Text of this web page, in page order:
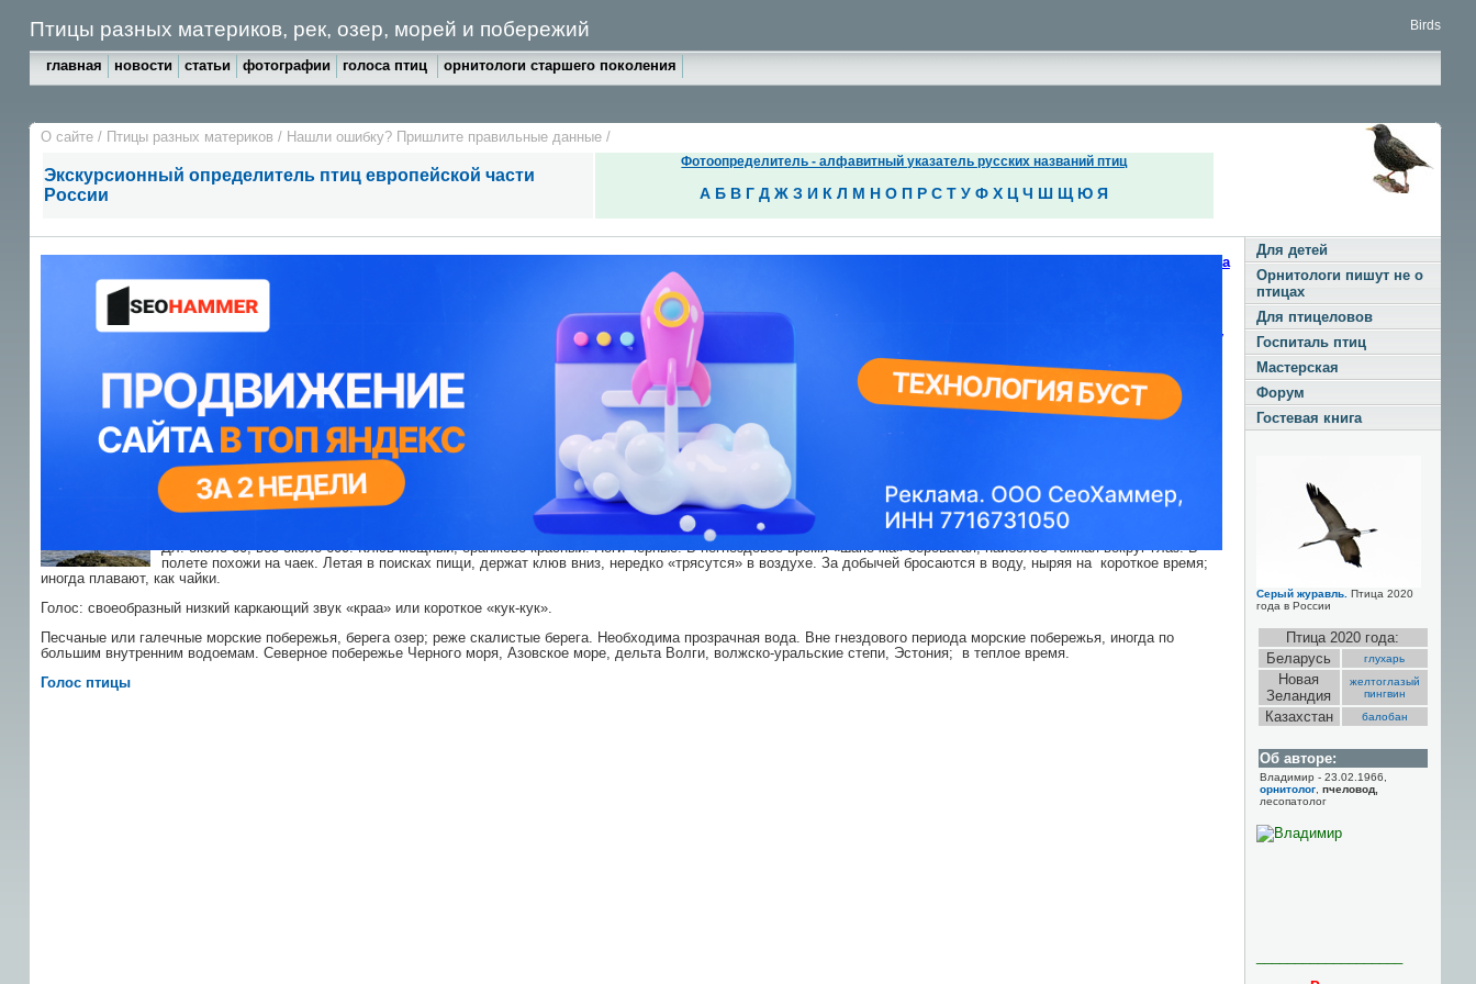
Птицы разных материков, рек, озер, морей и побережий Birds
главная новости статьи фотографии голоса птиц орнитологи старшего поколения
О сайте / Птицы разных материков / Нашли ошибку? Пришлите правильные данные /
Экскурсионный определитель птиц европейской части
России
Фотоопределитель - алфавитный указатель русских названий птиц
А Б В Г Д Ж З И К Л М Н О П Р С Т У Ф Х Ц Ч Ш Щ Ю Я
Для детей
Орнитологи пишут не о
птицах
Для птицеловов
Госпиталь птиц
Мастерская
Форум
Гостевая книга
Серый журавль. Птица 2020
года в России
Птица 2020 года:
Беларусь
глухарь
Новая
Зеландия
желтоглазый
пингвин
Казахстан балобан
Об авторе:
Владимир - 23.02.1966,
орнитолог, пчеловод,
лесопатолог
Птицы облика чайки; крылья длинные и острые, окраска чаще светлая (белая или серая), иногда довольно темная. Клюв длинный, заостренный. Ноги короткие. На
воде держатся хорошо, но обычно недолго, часто взлетают и медленно летят над водой.
Белые или темные. Если есть темная шапочка, то она не захватывает бока головы. Птицы не больше вороны и не меньше скворца. Сложение более легкое, чем у
чаек. Очень длиннокрылые; крылья узкие, заостренные. Хвост с выемкой или вилообразный. Клюв длиннее и тоньше, чем у чаек. Ноги очень короткие. Полет
порывистый и волнообразный. За добычей ныряют в воду, бросаясь с высоты.
Крачки крупные, немного меньше чайки серебристой, отличаются от нее глубокой вырезкой хвоста и черной «шапочкой»
ЧеграваHydroprogne caspia ( отряд Ржанкообразные, семейство Крачковые, родЧегравы )
Дл. около 60, вес около 600. Клюв мощный, оранжево-красный. Ноги черные. В негнездовое время «шапочка» сероватая, наиболее темная вокруг глаз. В
полете похожи на чаек. Летая в поисках пищи, держат клюв вниз, нередко «трясутся» в воздухе. За добычей бросаются в воду, ныряя на короткое время;
иногда плавают, как чайки.
Голос: своеобразный низкий каркающий звук «краа» или короткое «кук-кук».
Песчаные или галечные морские побережья, берега озер; реже скалистые берега. Необходима прозрачная вода. Вне гнездового периода морские побережья, иногда по
большим внутренним водоемам. Северное побережье Черного моря, Азовское море, дельта Волги, волжско-уральские степи, Эстония; в теплое время.
Голос птицы